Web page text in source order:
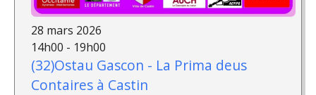
28 mars 2026
14h00 - 19h00
(32)Ostau Gascon - La Prima deus
Contaires à Castin